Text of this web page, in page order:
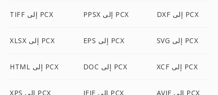
TIFF إلى PCX PPSX إلى PCX DXF إلى PCX
XLSX إلى PCX EPS إلى PCX SVG إلى PCX
HTML إلى PCX DOC إلى PCX XCF إلى PCX
XPS إلى PCX JFIF إلى PCX AVIF إلى PCX